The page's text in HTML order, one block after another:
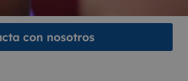
con nosotros